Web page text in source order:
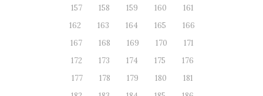
157
158 159 160
161
162
163 164 165
166
167
168 169 170
171
172
173 174 175
176
177
178 179 180
181